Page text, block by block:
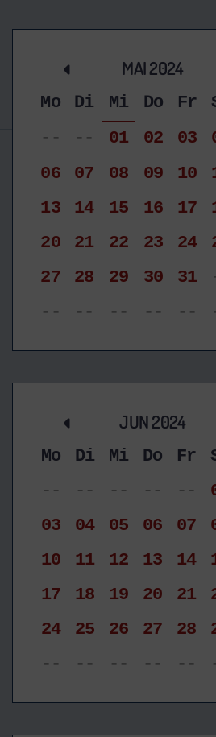
MAI 2024
Mo Di Mi Do Fr
--
-- 01 02 03
06
07 08 09 10
13
14 15 16 17
20
21 22 23 24
27
28 29 30 31
--
-- -- -- --
JUN 2024
Mo Di Mi Do Fr
--
-- -- -- --
03
04 05 06 07
10
11 12 13 14
17
18 19 20 21
24
25 26 27 28
--
-- -- -- --